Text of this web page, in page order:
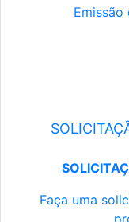
Emissão
Faça uma